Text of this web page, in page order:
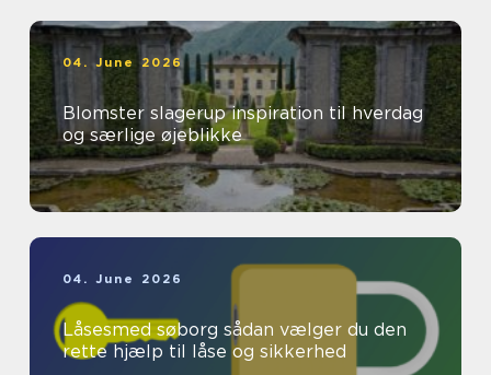
04. June 2026
Blomster slagerup inspiration til hverdag
og særlige øjeblikke
04. June 2026
Låsesmed søborg sådan vælger du den
rette hjælp til låse og sikkerhed